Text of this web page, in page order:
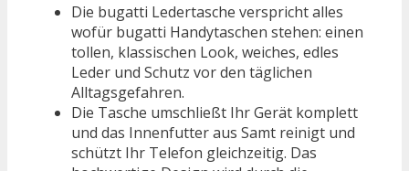
Die bugatti Ledertasche verspricht alles
wofür bugatti Handytaschen stehen: einen
tollen, klassischen Look, weiches, edles
Leder und Schutz vor den täglichen
Alltagsgefahren.
Die Tasche umschließt Ihr Gerät komplett
und das Innenfutter aus Samt reinigt und
schützt Ihr Telefon gleichzeitig. Das